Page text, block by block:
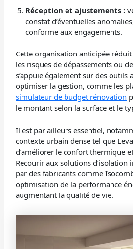
Réception et ajustements :
constat d’éventuelles
conforme aux engagements.
Cette organisation anticipée
les risques de dépassements ou
s’appuie également sur des outils
optimiser la gestion, comme les
simulateur de budget rénovation
le montant selon la surface et le
Il est par ailleurs essentiel,
contexte urbain dense tel que
d’améliorer le confort thermique
Recourir aux solutions d’isolation
par des fabricants comme
optimisation de la performance
augmentant la qualité de vie.